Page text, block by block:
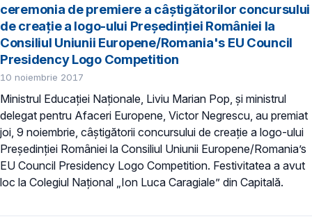
ceremonia de premiere a câștigătorilor concursului
de creație a logo-ului Președinției României la
Consiliul Uniunii Europene/Romania's EU Council
Presidency Logo Competition
10 noiembrie 2017
Ministrul Educației Naționale, Liviu Marian Pop, și ministrul
delegat pentru Afaceri Europene, Victor Negrescu, au premiat
joi, 9 noiembrie, câștigătorii concursului de creație a logo-ului
Președinției României la Consiliul Uniunii Europene/Romania’s
EU Council Presidency Logo Competition. Festivitatea a avut
loc la Colegiul Național „Ion Luca Caragiale” din Capitală.